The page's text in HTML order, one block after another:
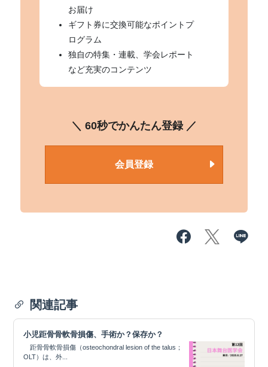
お届け
ギフト券に交換可能なポイントプ
ログラム
独自の特集・連載、学会レポート
など充実のコンテンツ
＼ 60秒でかんたん登録 ／
会員登録
関連記事
小児距骨骨軟骨損傷、手術か？保存か？
距骨骨軟骨損傷（osteochondral lesion of the talus；
OLT）は、外...